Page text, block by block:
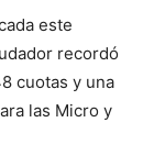
este
recordó
cuotas y una
las Micro y